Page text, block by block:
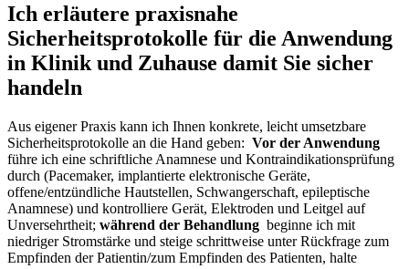
Ich erläutere praxisnahe
Sicherheitsprotokolle für die Anwendung
in Klinik und Zuhause damit ⁢Sie sicher
handeln
Aus eigener ‌Praxis kann ich Ihnen ⁤konkrete, ⁣leicht umsetzbare
Sicherheitsprotokolle an die Hand geben: ⁢ Vor der Anwendung
führe ich eine schriftliche Anamnese und Kontraindikationsprüfung
durch (Pacemaker, implantierte elektronische Geräte,
offene/entzündliche Hautstellen, Schwangerschaft, epileptische
Anamnese) und kontrolliere Gerät, Elektroden und ⁤Leitgel auf
⁣Unversehrtheit; während der Behandlung ‌ beginne ich ⁢mit
niedriger Stromstärke und steige⁣ schrittweise unter Rückfrage zum
Empfinden der Patientin/zum Empfinden des Patienten, halte